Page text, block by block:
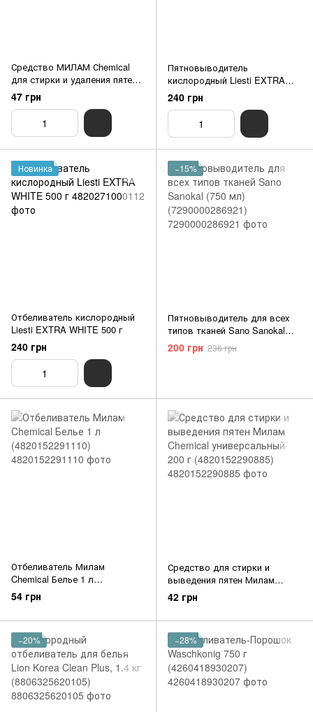
Средство МИЛАМ Сhemical
для стирки и удаления пятен
для цветного белья 200 г
(4820152290878)
47 грн
Пятновыводитель
кислородный Liesti EXTRA
OXY 500 г
240 грн
Новинка
Отбеливатель кислородный
Liesti EXTRA WHITE 500 г
240 грн
−15%
Пятновыводитель для всех
типов тканей Sano Sanokal
(750 мл) (7290000286921)
200 грн 236 грн
Отбеливатель Милам
Chemical Белье 1 л
(4820152291110)
54 грн
Средство для стирки и
выведения пятен Милам
Chemical универсальный 200 г
(4820152290885)
42 грн
−20% −28%